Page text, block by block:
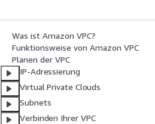
Was ist Amazon VPC?
Funktionsweise von Amazon VPC
Planen der VPC
IP-Adressierung
Virtual Private Clouds
Subnets
Verbinden Ihrer VPC